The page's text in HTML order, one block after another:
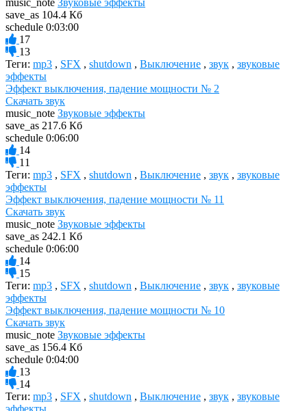
music_note Звуковые эффекты
save_as 104.4 Кб
schedule 0:03:00
17
13
Теги: mp3 , SFX , shutdown , Выключение , звук , звуковые
эффекты
Эффект выключения, падение мощности № 2
Скачать звук
music_note Звуковые эффекты
save_as 217.6 Кб
schedule 0:06:00
14
11
Теги: mp3 , SFX , shutdown , Выключение , звук , звуковые
эффекты
Эффект выключения, падение мощности № 11
Скачать звук
music_note Звуковые эффекты
save_as 242.1 Кб
schedule 0:06:00
14
15
Теги: mp3 , SFX , shutdown , Выключение , звук , звуковые
эффекты
Эффект выключения, падение мощности № 10
Скачать звук
music_note Звуковые эффекты
save_as 156.4 Кб
schedule 0:04:00
13
14
Теги: mp3 , SFX , shutdown , Выключение , звук , звуковые